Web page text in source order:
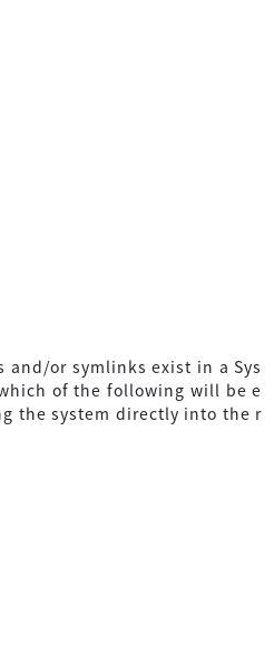
or symlinks exist in a Sys
of the following will be e
the system directly into the r